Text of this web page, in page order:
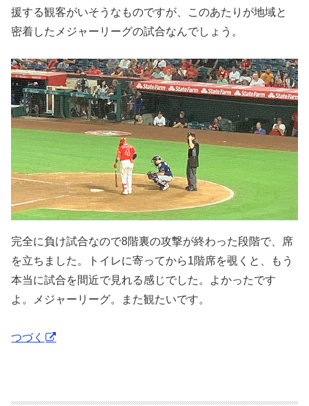
援する観客がいそうなものですが、このあたりが地域と
密着したメジャーリーグの試合なんでしょう。
完全に負け試合なので8階裏の攻撃が終わった段階で、席
を立ちました。トイレに寄ってから1階席を覗くと、もう
本当に試合を間近で見れる感じでした。よかったです
よ。メジャーリーグ。また観たいです。
つづく